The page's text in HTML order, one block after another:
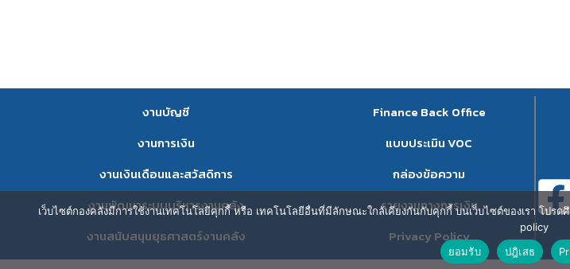
งานบัญชี
งานการเงิน
งานเงินเดือนและสวัสดิการ
งานพัฒนาระบบบริหารงานคลัง
งานสนับสนุนยุธศาสตร์งานคลัง
Finance Back Office
แบบประเมิน VOC
กล่องข้อความ
รายงานทางการเงิน
Privacy Policy
เว็บไซต์กองคลังมีการใช้งานเทคโนโลยีคุกกี้ หรือ เทคโนโลยีอื่นที่มีลักษณะใกล้เคียงกันกับคุกกี้ บนเว็บไซต์ของเรา โป
policy
ยอมรับ
ปฎิเสธ